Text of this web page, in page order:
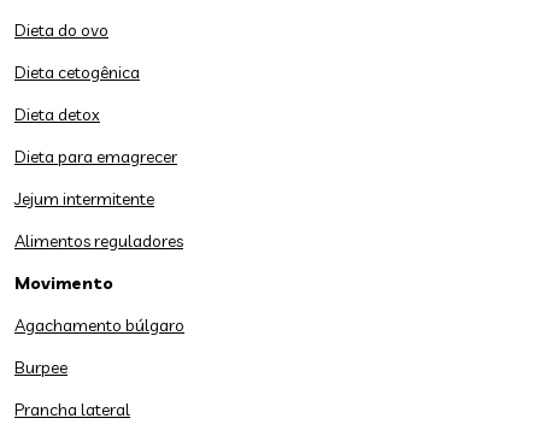
Dieta do ovo
Dieta cetogênica
Dieta detox
Dieta para emagrecer
Jejum intermitente
Alimentos reguladores
Movimento
Agachamento búlgaro
Burpee
Prancha lateral